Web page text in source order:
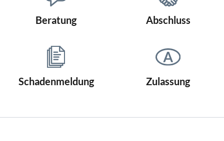
Beratung Abschluss
Schadenmeldung Zulassung